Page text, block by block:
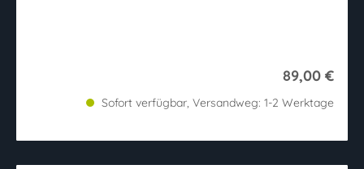
89,00 €
Sofort verfügbar, Versandweg: 1-2 Werktage